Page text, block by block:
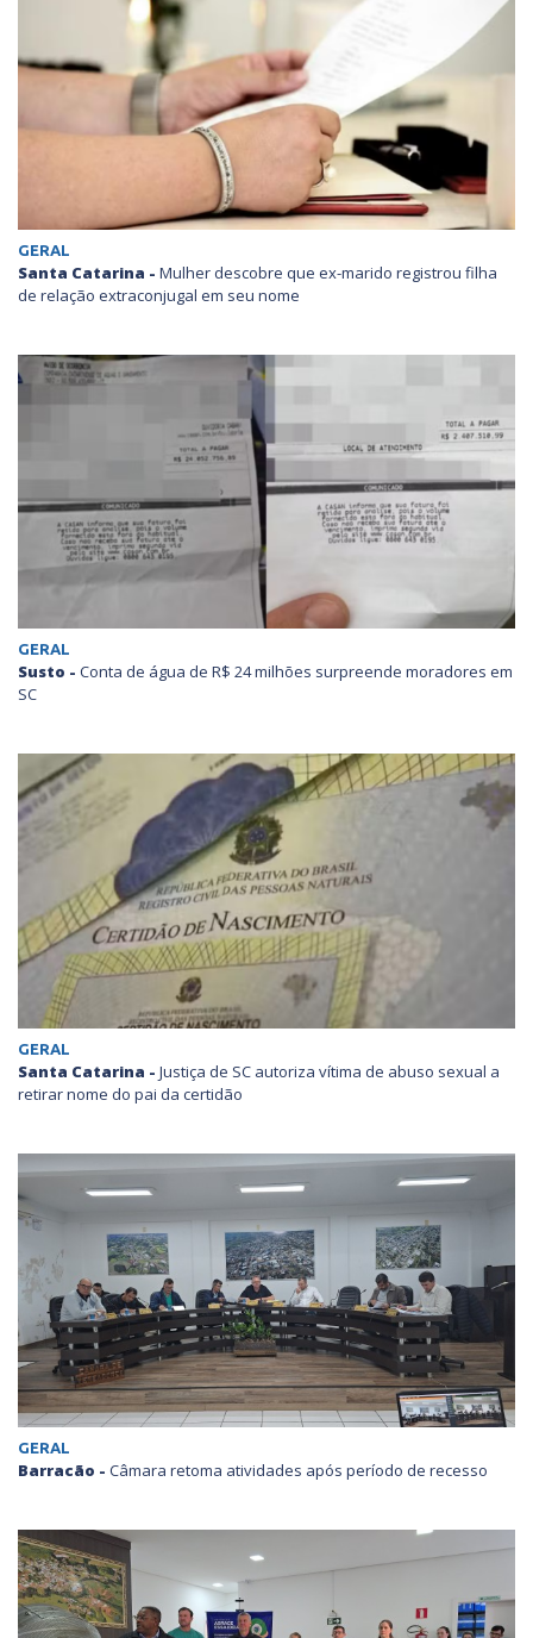
GERAL
Santa Catarina - Mulher descobre que ex-marido registrou filha
de relação extraconjugal em seu nome
GERAL
Susto - Conta de água de R$ 24 milhões surpreende moradores em
SC
GERAL
Santa Catarina - Justiça de SC autoriza vítima de abuso sexual a
retirar nome do pai da certidão
GERAL
Barracão - Câmara retoma atividades após período de recesso